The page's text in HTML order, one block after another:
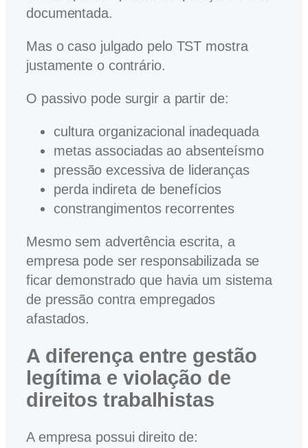
documentada.
Mas o caso julgado pelo TST mostra
justamente o contrário.
O passivo pode surgir a partir de:
cultura organizacional inadequada
metas associadas ao absenteísmo
pressão excessiva de lideranças
perda indireta de benefícios
constrangimentos recorrentes
Mesmo sem advertência escrita, a
empresa pode ser responsabilizada se
ficar demonstrado que havia um sistema
de pressão contra empregados
afastados.
A diferença entre gestão
legítima e violação de
direitos trabalhistas
A empresa possui direito de: